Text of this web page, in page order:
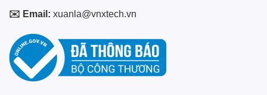
✉️ Email: xuanla@vnxtech.vn